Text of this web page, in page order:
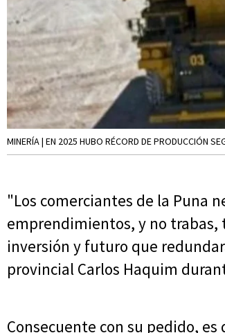
MINERÍA | EN 2025 HUBO RÉCORD DE PRODUCCIÓN
"Los comerciantes de la Puna
emprendimientos, y no trabas,
inversión y futuro que
provincial Carlos Haquim
Consecuente con su pedido,